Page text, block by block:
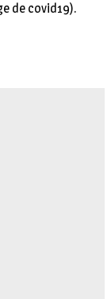
de covid19).